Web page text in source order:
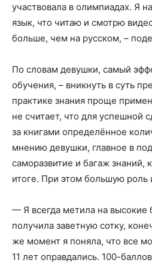
участвовала в олимпиадах. Я
язык, что читаю и смотрю
больше, чем на русском, –
По словам девушки, самый
обучения, – вникнуть в суть
практике знания проще
не считает, что для успешной
за книгами определённое
мнению девушки, главное в
саморазвитие и багаж знаний,
итоге. При этом большую роль
— Я всегда метила на высокие
получила заветную сотку,
же момент я поняла, что все
11 лет оправдались. 100-